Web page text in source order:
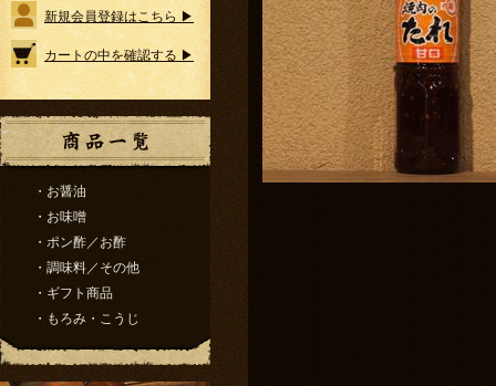
新規会員登録はこちら ▶
カートの中を確認する ▶
・お醤油
・お味噌
・ポン酢／お酢
・調味料／その他
・ギフト商品
・もろみ・こうじ